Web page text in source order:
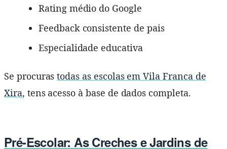
Rating médio do Google
Feedback consistente de pais
Especialidade educativa
Se procurastodas as escolas em Vila Franca de
Xira, tens acesso à base de dados completa.
Pré-Escolar: As Creches e Jardins de